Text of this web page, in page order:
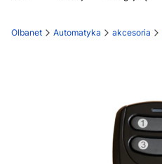
Olbanet Automatyka akcesoria